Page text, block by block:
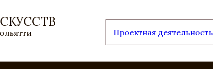
Проектная деятельность